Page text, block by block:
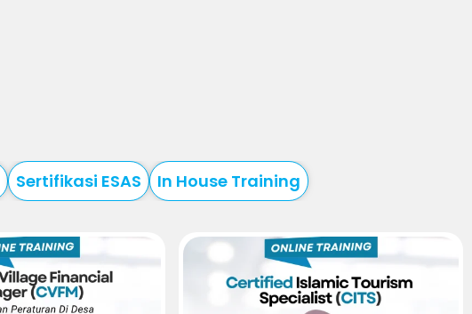
Sertifikasi ESAS In House Training